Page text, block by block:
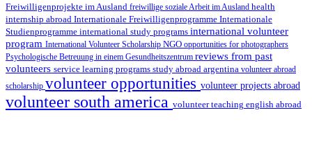
Freiwilligenprojekte im Ausland freiwillige soziale Arbeit im Ausland health
internship abroad Internationale Freiwilligenprogramme Internationale
Studienprogramme international study programs international volunteer
program International Volunteer Scholarship NGO opportunities for photographers
Psychologische Betreuung in einem Gesundheitszentrum reviews from past
volunteers service learning programs study abroad argentina volunteer abroad
scholarship volunteer opportunities volunteer projects abroad
volunteer south america volunteer teaching english abroad